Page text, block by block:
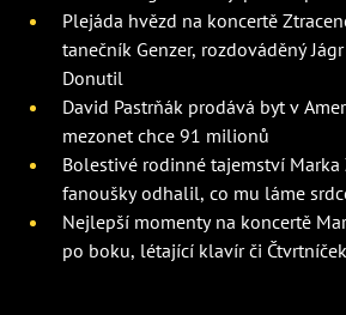
Plejáda hvězd na koncertě
tanečník Genzer, rozdováděný
Donutil
David Pastrňák prodává byt v
mezonet chce 91 milionů
Bolestivé rodinné tajemství Marka
fanoušky odhalil, co mu láme
Nejlepší momenty na koncertě
po boku, létající klavír či